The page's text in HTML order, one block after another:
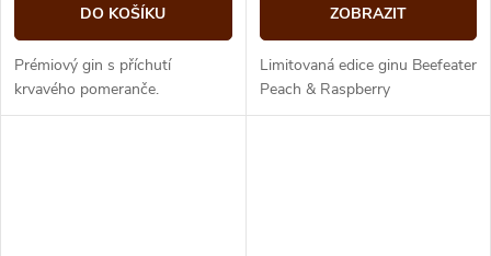
DO KOŠÍKU
Prémiový gin s příchutí
krvavého pomeranče.
ZOBRAZIT
Limitovaná edice ginu Beefeater
Peach & Raspberry